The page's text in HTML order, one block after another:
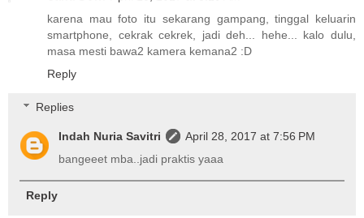
karena mau foto itu sekarang gampang, tinggal keluarin
smartphone, cekrak cekrek, jadi deh... hehe... kalo dulu,
masa mesti bawa2 kamera kemana2 :D
Reply
Replies
Indah Nuria Savitri
April 28, 2017 at 7:56 PM
bangeeet mba..jadi praktis yaaa
Reply